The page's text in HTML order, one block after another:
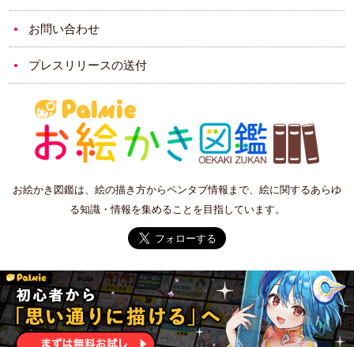
お問い合わせ
プレスリリースの送付
お絵かき図鑑は、絵の描き方からペンタブ情報まで、絵に関するあらゆ
る知識・情報を集めることを目指しています。